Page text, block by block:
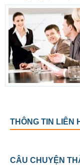
THÔNG TIN LIÊN
CÂU CHUYỆN